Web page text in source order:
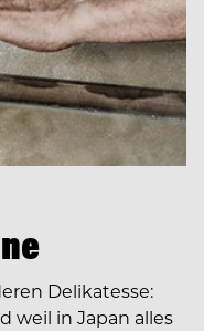
Delikatesse:
weil in Japan alles